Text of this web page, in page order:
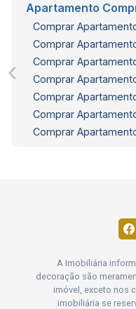
Apartamento
Comprar
Comprar
Comprar
Comprar
Comprar
Comprar
Comprar
A Imobiliária
decoração são
imóvel, exceto nos
imobiliária se